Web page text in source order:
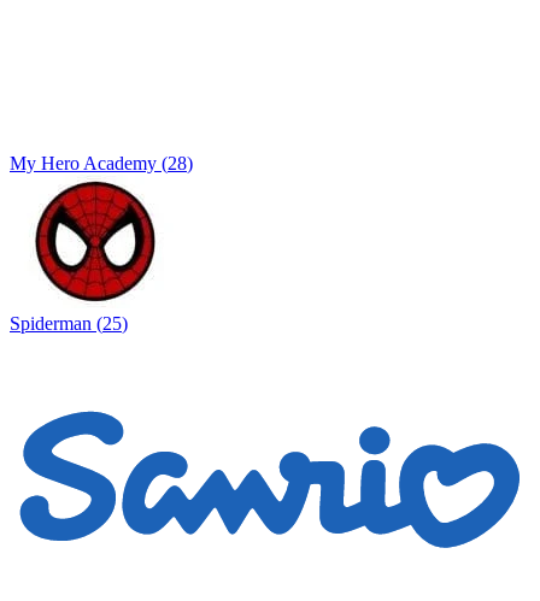
My Hero Academy (28)
Spiderman (25)